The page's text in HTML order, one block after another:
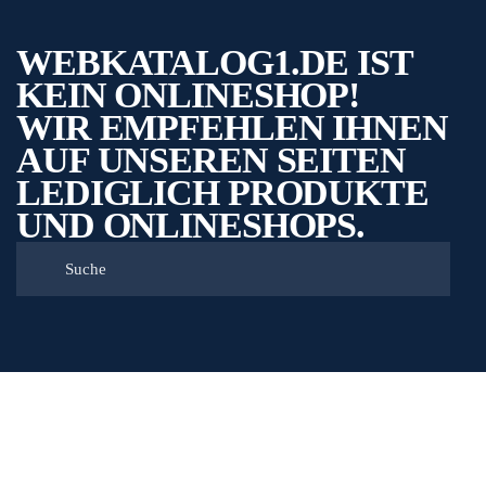
WEBKATALOG1.DE IST
KEIN ONLINESHOP!
WIR EMPFEHLEN IHNEN
AUF UNSEREN SEITEN
LEDIGLICH PRODUKTE
UND ONLINESHOPS.